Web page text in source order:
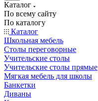
Каталог
По всему сайту
По каталогу
Каталог
Школьная мебель
Столы переговорные
Учительские столы
Учительские столы прямые
Мягкая мебель для школы
Банкетки
Диваны